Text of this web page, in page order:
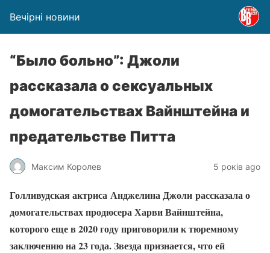
Вечірні новини
“Было больно”: Джоли
рассказала о сексуальных
домогательствах Вайнштейна и
предательстве Питта
Максим Королев 5 років ago
Голливудская актриса Анджелина Джоли рассказала о
домогательствах продюсера Харви Вайнштейна,
которого еще в 2020 году приговорили к тюремному
заключению на 23 года. Звезда признается, что ей